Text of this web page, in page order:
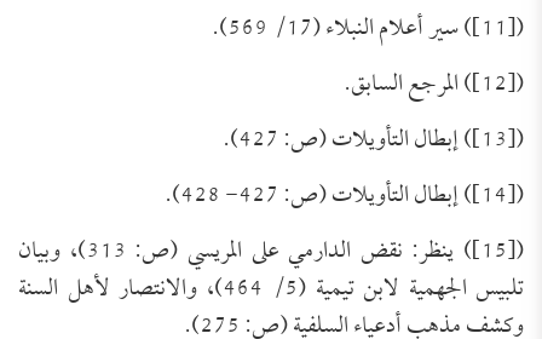
([11]) سير أعلام النبلاء (17/ 569).
([12]) المرجع السابق.
([13]) إبطال التأويلات (ص: 427).
([14]) إبطال التأويلات (ص: 427- 428).
([15]) ينظر: نقض الدارمي على المريسي (ص: 313)، وبيان
تلبيس الجهمية لابن تيمية (5/ 464)، والانتصار لأهل السنة
وكشف مذهب أدعياء السلفية (ص: 275).